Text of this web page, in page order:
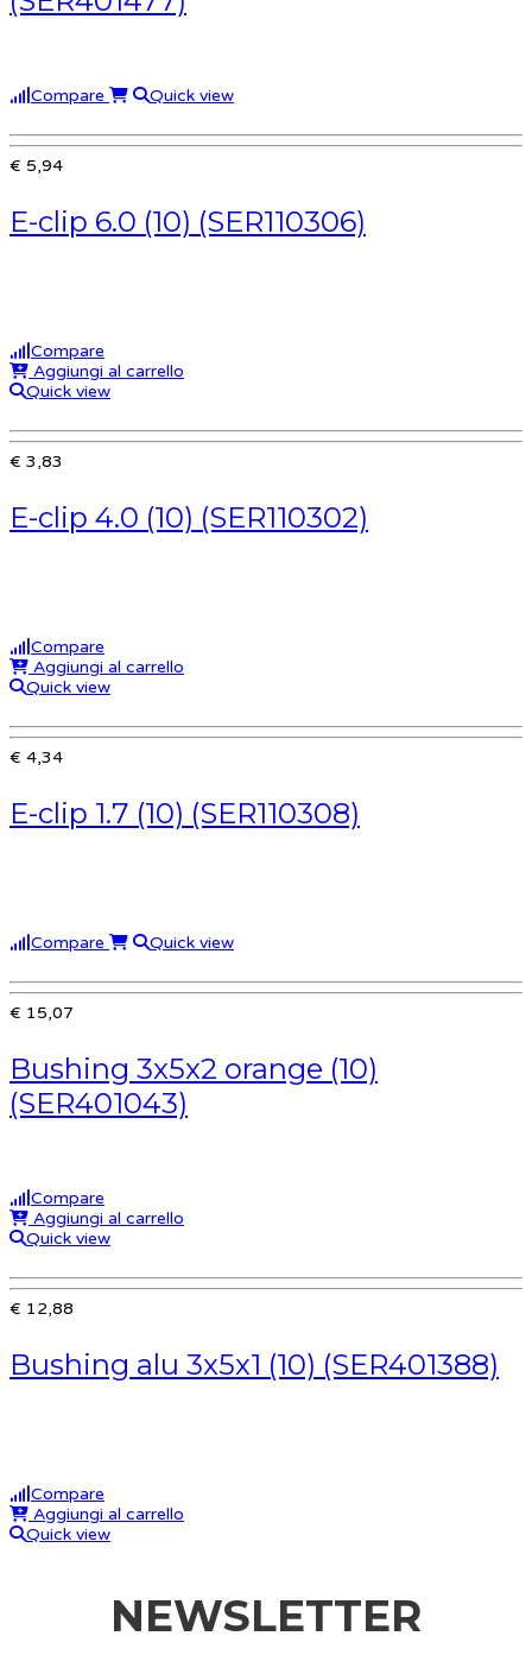
Compare Quick view
€ 5,94
E-clip 6.0 (10) (SER110306)
Compare
Aggiungi al carrello
Quick view
€ 3,83
E-clip 4.0 (10) (SER110302)
Compare
Aggiungi al carrello
Quick view
€ 4,34
E-clip 1.7 (10) (SER110308)
Compare Quick view
€ 15,07
Bushing 3x5x2 orange (10)
(SER401043)
Compare
Aggiungi al carrello
Quick view
€ 12,88
Bushing alu 3x5x1 (10) (SER401388)
Compare
Aggiungi al carrello
Quick view
NEWSLETTER